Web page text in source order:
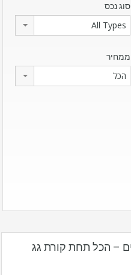
סוג נכס
All Types
ממחיר
הכל
– הכל תחת קורת גג